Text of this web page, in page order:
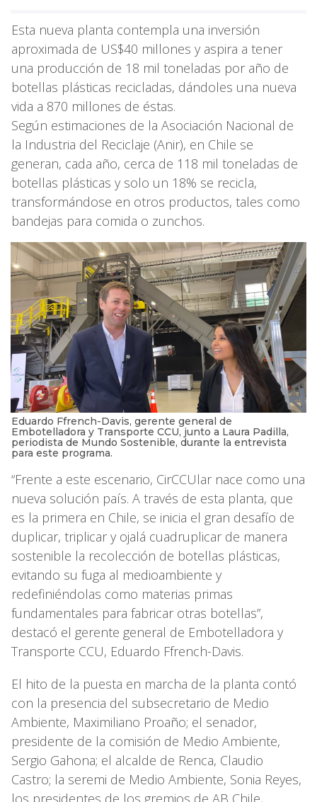
Esta nueva planta contempla una inversión
aproximada de US$40 millones y aspira a tener
una producción de 18 mil toneladas por año de
botellas plásticas recicladas, dándoles una nueva
vida a 870 millones de éstas.
Según estimaciones de la Asociación Nacional de
la Industria del Reciclaje (Anir), en Chile se
generan, cada año, cerca de 118 mil toneladas de
botellas plásticas y solo un 18% se recicla,
transformándose en otros productos, tales como
bandejas para comida o zunchos.
Eduardo Ffrench-Davis, gerente general de
Embotelladora y Transporte CCU, junto a Laura Padilla,
periodista de Mundo Sostenible, durante la entrevista
para este programa.
“Frente a este escenario, CirCCUlar nace como una
nueva solución país. A través de esta planta, que
es la primera en Chile, se inicia el gran desafío de
duplicar, triplicar y ojalá cuadruplicar de manera
sostenible la recolección de botellas plásticas,
evitando su fuga al medioambiente y
redefiniéndolas como materias primas
fundamentales para fabricar otras botellas”,
destacó el gerente general de Embotelladora y
Transporte CCU, Eduardo Ffrench-Davis.
El hito de la puesta en marcha de la planta contó
con la presencia del subsecretario de Medio
Ambiente, Maximiliano Proaño; el senador,
presidente de la comisión de Medio Ambiente,
Sergio Gahona; el alcalde de Renca, Claudio
Castro; la seremi de Medio Ambiente, Sonia Reyes,
los presidentes de los gremios de AB Chile,